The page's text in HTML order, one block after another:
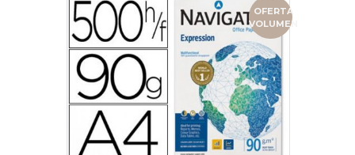
OFERTA
VOLUMEN